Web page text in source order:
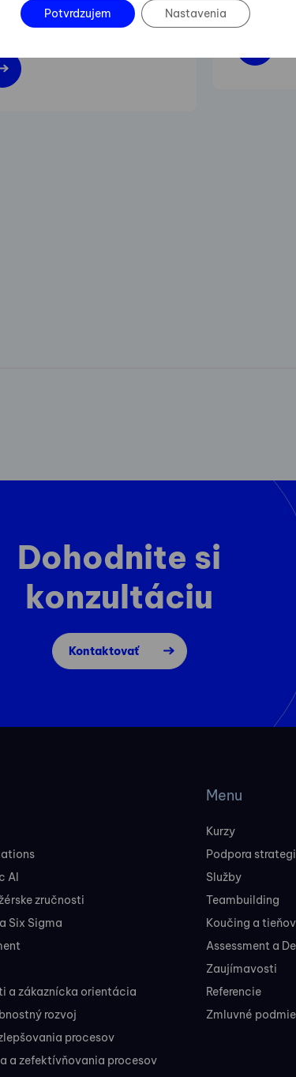
- čo s tým?
Dohodnite si
konzultáciu
Kontaktovať
AI
zručnosti
Six Sigma
a zákaznícka orientácia
rozvoj
procesov
a zefektívňovania procesov
Menu
Kurzy
Podpora
Služby
Teambuilding
Koučing a
Assessment a
Zaujímavosti
Referencie
Zmluvné
Potvrdzujem Nastavenia